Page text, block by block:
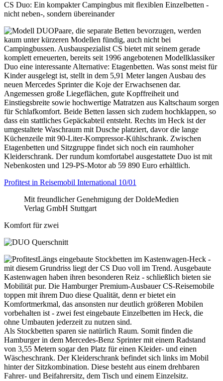
CS Duo: Ein kompakter Campingbus mit ﬂexiblen Einzelbetten -
nicht neben-, sondern übereinander
Paare, die separate Betten bevorzugen, werden
kaum unter kürzeren Modellen fündig, auch nicht bei
Campingbussen. Ausbauspezialist CS bietet mit seinem gerade
komplett erneuerten, bereits seit 1996 angebotenen Modellklassiker
Duo eine interessante Alternative: Etagenbetten. Was sonst meist für
Kinder ausgelegt ist, stellt in dem 5,91 Meter langen Ausbau des
neuen Mercedes Sprinter die Koje der Erwachsenen dar.
Angemessen große Liegeflächen, gute Kopffreiheit und
Einstiegsbreite sowie hochwertige Matratzen aus Kaltschaum sorgen
für Schlafkomfort. Beide Betten lassen sich zudem hochklappen, so
dass ein stattliches Gepäckabteil entsteht. Rechts im Heck ist der
umgestaltete Waschraum mit Dusche platziert, davor die lange
Küchenzeile mit 90-Liter-Kompressor-Kühlschrank. Zwischen
Etagenbetten und Sitzgruppe findet sich noch ein raumhoher
Kleiderschrank. Der rundum komfortabel ausgestattete Duo ist mit
Nebenkosten und 129-PS-Motor ab 59 890 Euro erhältlich.
Profitest in Reisemobil International 10/01
Mit freundlicher Genehmigung der DoldeMedien
Verlag GmbH Stuttgart
Komfort für zwei
Längs eingebaute Stockbetten im Kastenwagen-Heck -
mit diesem Grundriss liegt der CS Duo voll im Trend. Ausgebaute
Kastenwagen haben ihren besonderen Reiz - schließlich bieten sie
Mobilität pur. Die Hamburger Premium-Ausbauer CS-Reisemobile
toppen mit ihrem Duo diese Qualität, denn er bietet ein
Komfortmerkmal, das ansonsten nur deutlich größeren Mobilen
vorbehalten ist - zwei fest eingebaute Einzelbetten im Heck, die
ohne Umbauten jederzeit zu nutzen sind.
Als Stockbetten sparen sie natürlich Raum. Somit finden die
Hamburger in dem Mercedes-Benz Sprinter mit einem Radstand
von 3,55 Metern sogar den Platz für einen Kleider- und einen
Wäscheschrank. Der Kleiderschrank befindet sich links im Mobil
hinter der Sitzkombination. Diese besteht aus einem drehbaren
Fahrer- und Beifahrersitz, dem Tisch und einem Einzelsitz.